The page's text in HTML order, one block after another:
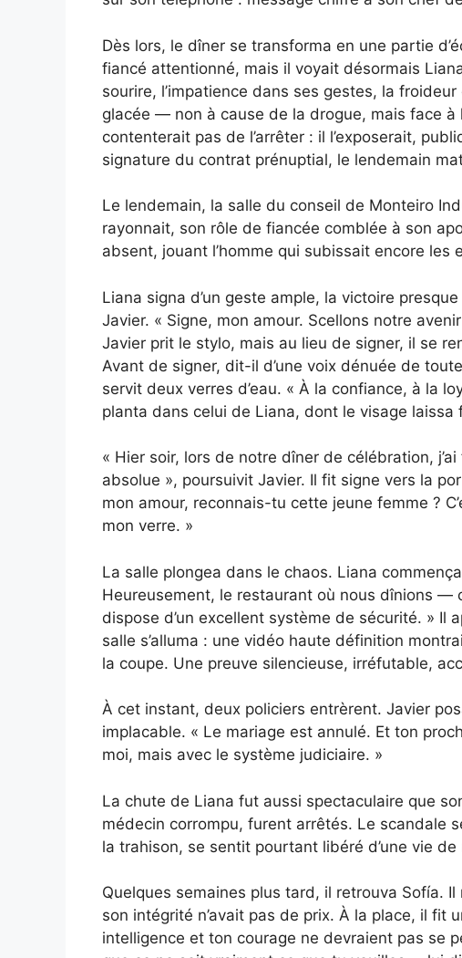
Dès lors, le dîner se transforma en une partie
fiancé attentionné, mais il voyait désormais
sourire, l’impatience dans ses gestes, la
glacée — non à cause de la drogue, mais face à
contenterait pas de l’arrêter : il l’exposerait,
signature du contrat prénuptial, le lendemain
Le lendemain, la salle du conseil de Monteiro
rayonnait, son rôle de fiancée comblée à son
absent, jouant l’homme qui subissait encore les
Liana signa d’un geste ample, la victoire
Javier. « Signe, mon amour. Scellons notre
Javier prit le stylo, mais au lieu de signer, il se
Avant de signer, dit-il d’une voix dénuée de
servit deux verres d’eau. « À la confiance, à la
planta dans celui de Liana, dont le visage laissa
« Hier soir, lors de notre dîner de célébration,
absolue », poursuivit Javier. Il fit signe vers la
mon amour, reconnais-tu cette jeune femme ?
mon verre. »
La salle plongea dans le chaos. Liana
Heureusement, le restaurant où nous dînions
dispose d’un excellent système de sécurité. » Il
salle s’alluma : une vidéo haute définition
la coupe. Une preuve silencieuse, irréfutable,
À cet instant, deux policiers entrèrent. Javier
implacable. « Le mariage est annulé. Et ton
moi, mais avec le système judiciaire. »
La chute de Liana fut aussi spectaculaire que
médecin corrompu, furent arrêtés. Le scandale
la trahison, se sentit pourtant libéré d’une vie de
Quelques semaines plus tard, il retrouva Sofía.
son intégrité n’avait pas de prix. À la place, il fit
intelligence et ton courage ne devraient pas se